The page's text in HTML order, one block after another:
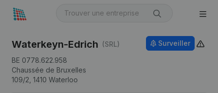
Waterkeyn-Edrich (SRL)
BE 0778.622.958
Chaussée de Bruxelles
109/2, 1410 Waterloo
Surveiller